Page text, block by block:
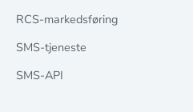
RCS-markedsføring
SMS-tjeneste
SMS-API